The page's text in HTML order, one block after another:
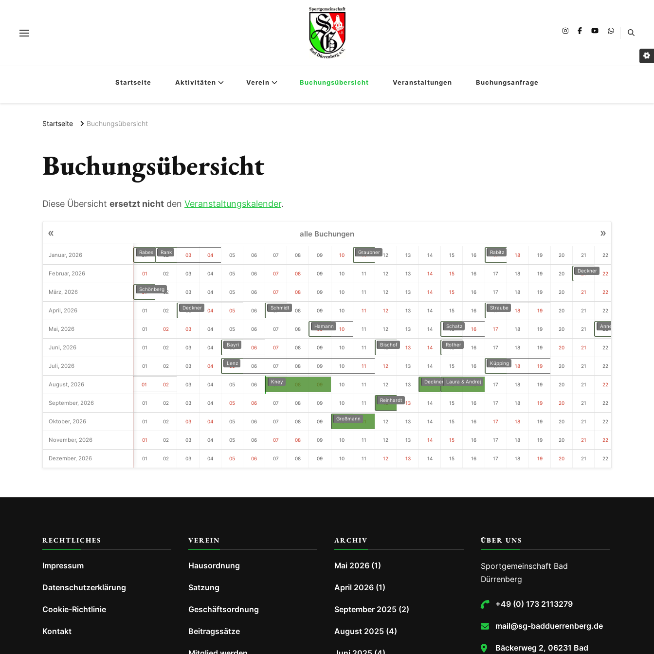
Startseite Aktivitäten Verein Buchungsübersicht Veranstaltungen Buchungsanfrage
Startseite Buchungsübersicht
Buchungsübersicht
Diese Übersicht ersetzt nicht den Veranstaltungskalender.
« alle Buchungen »
Januar, 2026
Februar, 2026
März, 2026
April, 2026
Mai, 2026
Juni, 2026
Juli, 2026
August, 2026
September, 2026
Oktober, 2026
November, 2026
Dezember, 2026
01 02 03 04 05 06 07 08 09 10 11 12 13 14 15 16 17 18 19 20 21 22
Rabes Rank Graubner Rabitz
01 02 03 04 05 06 07 08 09 10 11 12 13 14 15 16 17 18 19 20 21 22
Deckner
01 02 03 04 05 06 07 08 09 10 11 12 13 14 15 16 17 18 19 20 21 22
Schönberg
01 02 03 04 05 06 07 08 09 10 11 12 13 14 15 16 17 18 19 20 21 22
Deckner Schmidt Straube
01 02 03 04 05 06 07 08 09 10 11 12 13 14 15 16 17 18 19 20 21 22
Hamann Schatz Anne Zimmerer
01 02 03 04 05 06 07 08 09 10 11 12 13 14 15 16 17 18 19 20 21 22
Bayri Bischof Rother
01 02 03 04 05 06 07 08 09 10 11 12 13 14 15 16 17 18 19 20 21 22
Lenz Küpping
01 02 03 04 05 06 07 08 09 10 11 12 13 14 15 16 17 18 19 20 21 22
Kney Deckner Laura & Andrej
01 02 03 04 05 06 07 08 09 10 11 12 13 14 15 16 17 18 19 20 21 22
Reinhardt
01 02 03 04 05 06 07 08 09 10 11 12 13 14 15 16 17 18 19 20 21 22
Großmann
01 02 03 04 05 06 07 08 09 10 11 12 13 14 15 16 17 18 19 20 21 22
01 02 03 04 05 06 07 08 09 10 11 12 13 14 15 16 17 18 19 20 21 22
RECHTLICHES
Impressum
Datenschutzerklärung
Cookie-Richtlinie
Kontakt
VEREIN
Hausordnung
Satzung
Geschäftsordnung
Beitragssätze
ARCHIV
Mai 2026 (1)
April 2026 (1)
September 2025 (2)
August 2025 (4)
ÜBER UNS
Sportgemeinschaft Bad
Dürrenberg
+49 (0) 173 2113279
mail@sg-badduerrenberg.de
Bäckerweg 2, 06231 Bad